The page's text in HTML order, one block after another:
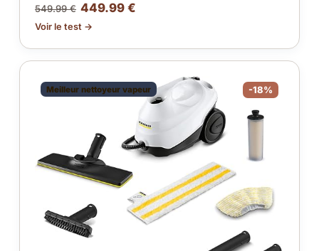
549.99 € 449.99 €
Voir le test →
Meilleur nettoyeur vapeur -18%